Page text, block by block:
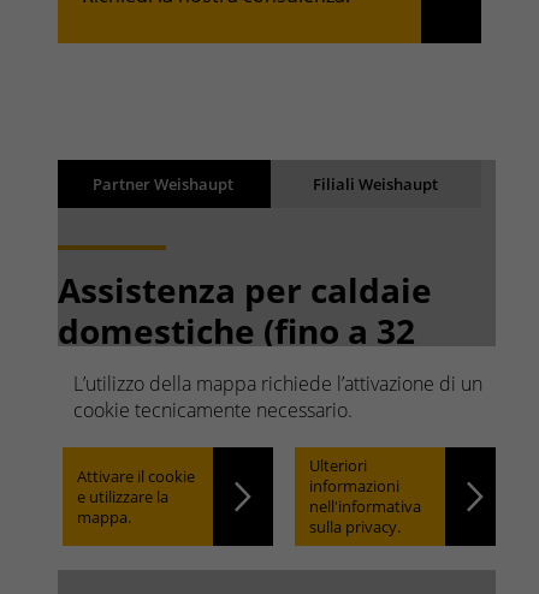
L’utilizzo della mappa richiede l’attivazione di un
cookie tecnicamente necessario.
Attivare il cookie
e utilizzare la
mappa.
Ulteriori
informazioni
nell'informativa
sulla privacy.
Partner Weishaupt Filiali Weishaupt
Assistenza per caldaie
domestiche (fino a 32
kW)
Ricerca rapida. Facile da
trovare.
Locate
BackRisultati
I risultati vengono caricati